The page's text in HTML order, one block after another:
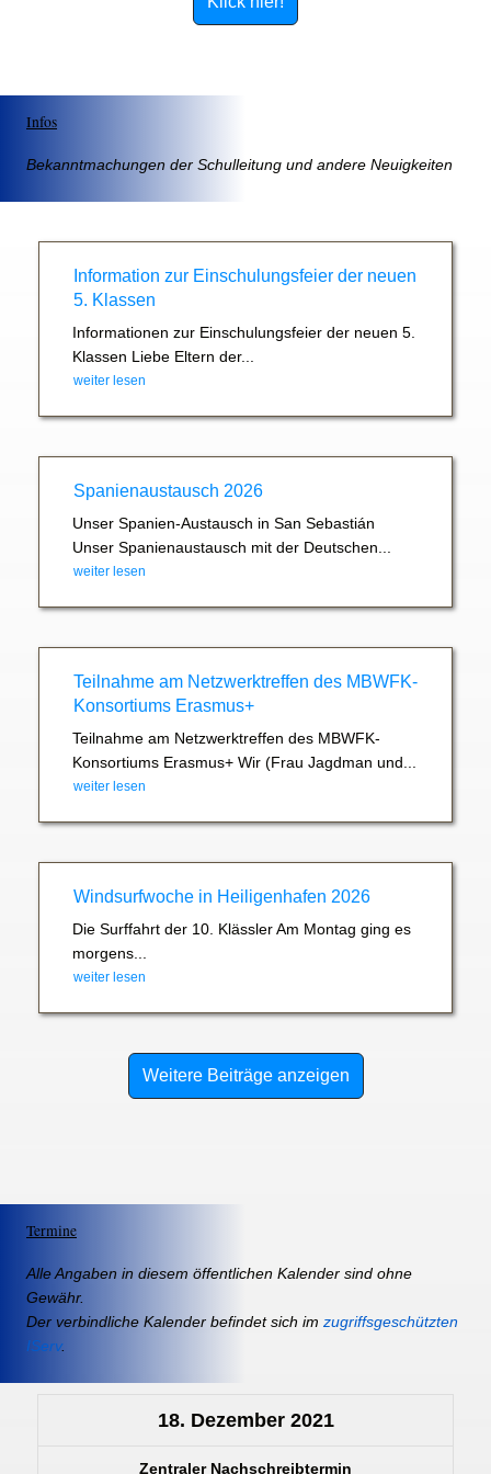
Infos
Bekanntmachungen der Schulleitung und andere Neuigkeiten
Information zur Einschulungsfeier der neuen
5. Klassen
Informationen zur Einschulungsfeier der neuen 5.
Klassen Liebe Eltern der...
weiter lesen
Spanienaustausch 2026
Unser Spanien-Austausch in San Sebastián
Unser Spanienaustausch mit der Deutschen...
weiter lesen
Teilnahme am Netzwerktreffen des MBWFK-
Konsortiums Erasmus+
Teilnahme am Netzwerktreffen des MBWFK-
Konsortiums Erasmus+ Wir (Frau Jagdman und...
weiter lesen
Windsurfwoche in Heiligenhafen 2026
Die Surffahrt der 10. Klässler Am Montag ging es
morgens...
weiter lesen
Weitere Beiträge anzeigen
Termine
Alle Angaben in diesem öffentlichen Kalender sind ohne
Gewähr.
Der verbindliche Kalender befindet sich im zugriffsgeschützten
IServ.
18. Dezember 2021
Zentraler Nachschreibtermin